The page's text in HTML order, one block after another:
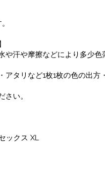
汗や摩擦などにより多少色
タリなど1枚1枚の色の出
い。
ックス XL